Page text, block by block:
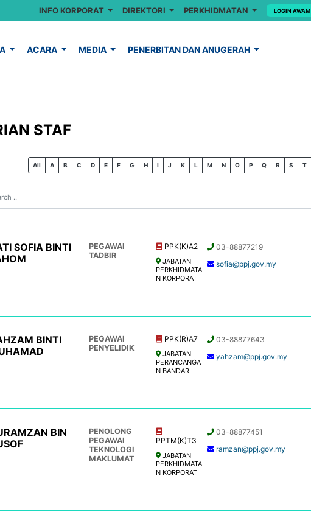
INFO KORPORAT DIREKTORI PERKHIDMATAN LOGIN AWAM
ACARA MEDIA PENERBITAN DAN ANUGERAH
STAF
All A B C D E F G H I J K L M N O P Q R S T
SOFIA BINTI
PEGAWAI
TADBIR
PPK(K)A2
JABATAN
PERKHIDMATA
N KORPORAT
03-88877219
sofia@ppj.gov.my
BINTI
PEGAWAI
PENYELIDIK
PPK(R)A7
JABATAN
PERANCANGA
N BANDAR
03-88877643
yahzam@ppj.gov.my
BIN
PENOLONG
PEGAWAI
TEKNOLOGI
MAKLUMAT
PPTM(K)T3
JABATAN
PERKHIDMATA
N KORPORAT
03-88877451
ramzan@ppj.gov.my